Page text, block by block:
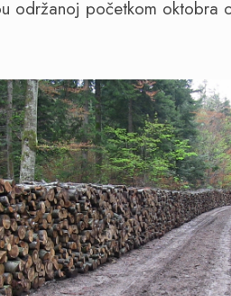
održanoj početkom oktobra